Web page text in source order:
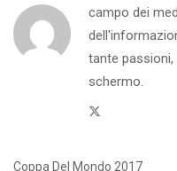
campo dei
tante
schermo.
Coppa Del Mondo 2017